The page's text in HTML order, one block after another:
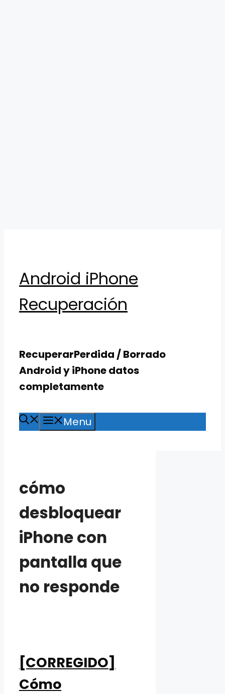
content
Android iPhone
Recuperación
RecuperarPerdida / Borrado
Android y iPhone datos
completamente
Menu
cómo
desbloquear
iPhone con
pantalla que
no responde
[CORREGIDO]
Cómo